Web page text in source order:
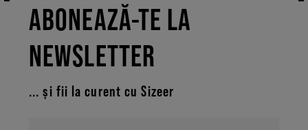
ABONEAZĂ-TE LA
NEWSLETTER
... și fii la curent cu Sizeer